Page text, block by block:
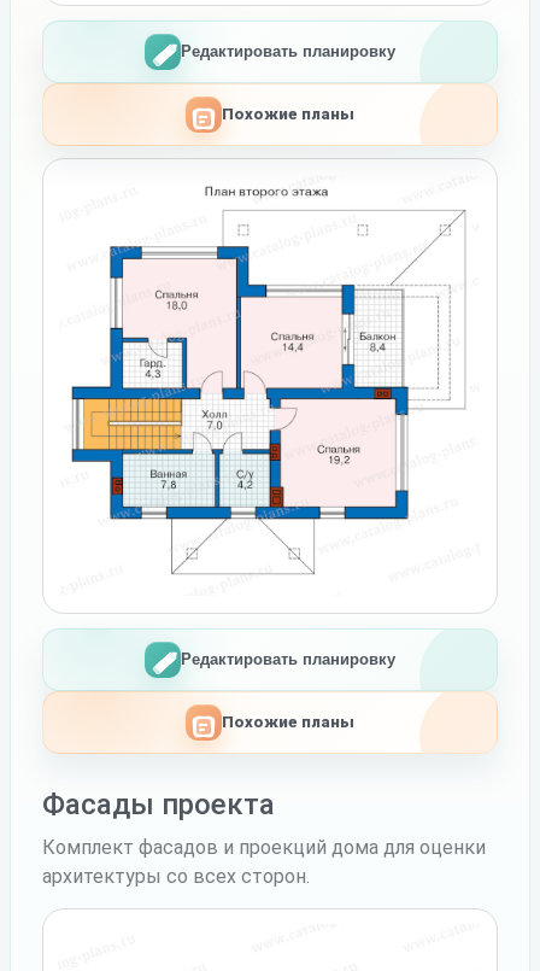
Редактировать планировку
Похожие планы
Редактировать планировку
Похожие планы
Фасады проекта
Комплект фасадов и проекций дома для оценки
архитектуры со всех сторон.